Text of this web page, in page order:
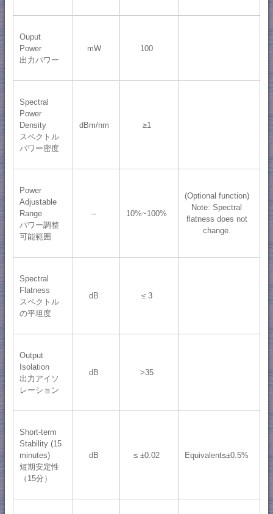
Ouput
Power
出力パワー
mW 100
Spectral
Power
Density
スペクトル
パワー密度
dBm/nm ≥1
Power
Adjustable
Range
パワー調整
可能範囲
-- 10%~100%
(Optional function)
Note: Spectral
flatness does not
change.
Spectral
Flatness
スペクトル
の平坦度
dB ≤ 3
Output
Isolation
出力アイソ
レーション
dB >35
Short-term
Stability (15
minutes)
短期安定性
（15分）
dB ≤ ±0.02 Equivalent≤±0.5%